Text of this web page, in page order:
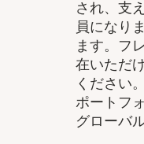
され、支
員になり
ます。フ
在いただ
ください
ポートフ
グローバ